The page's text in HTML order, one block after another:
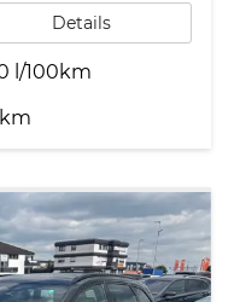
Details
l/100km